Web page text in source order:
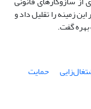
زمینه را تقلیل داد و
بهره گفت.
حمایت